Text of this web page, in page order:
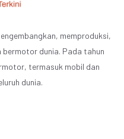
memproduksi,
bermotor dunia. Pada tahun
termasuk mobil dan
dunia.